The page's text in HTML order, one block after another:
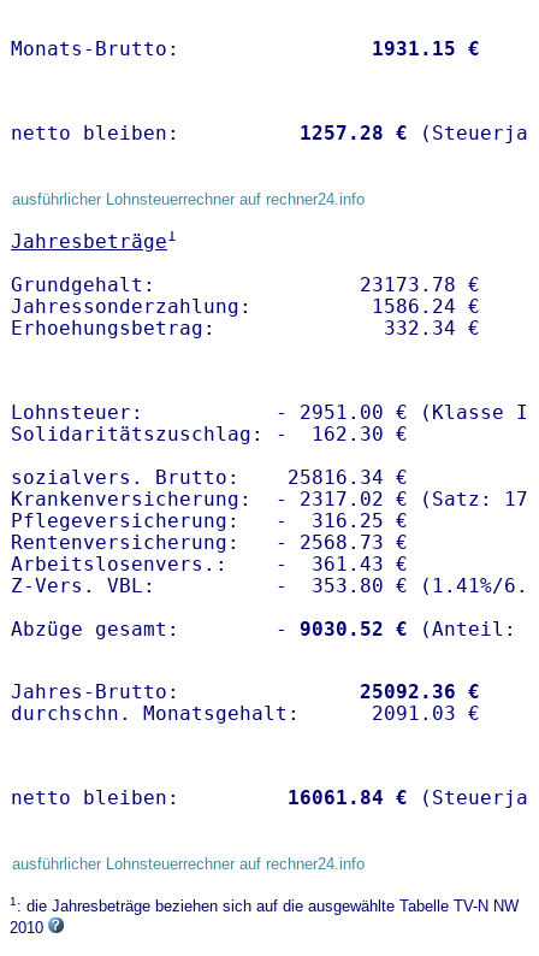
Monats-Brutto: 1931.15 €
netto bleiben: 1257.28 €
ausführlicher Lohnsteuerrechner auf rechner24.info
Jahresbeträge1
Grundgehalt:                 23173.78 €
Jahressonderzahlung:          1586.24 €
Lohnsteuer:           - 2951.00 € (Klasse I)
Solidaritätszuschlag: -  162.30 €
sozialvers. Brutto:    25816.34 €
Krankenversicherung:  - 2317.02 € (Satz:
Pflegeversicherung:   -  316.25 €
Rentenversicherung:   - 2568.73 €
Arbeitslosenvers.:    -  361.43 €
Z-Vers. VBL:          -  353.80 € ( 1.41%/
Abzüge gesamt:        -
9030.52 €
Jahres-Brutto: 25092.36 €
netto bleiben: 16061.84 €
ausführlicher Lohnsteuerrechner auf rechner24.info
1: die Jahresbeträge beziehen sich auf die ausgewählte Tabelle TV-N NW
2010